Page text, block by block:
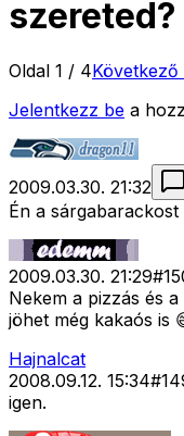
szereted?
Oldal 1 / 4
Jelentkezz be a
2009.03.30. 21:32
Én a
2009.03.30. 21:29#
Nekem a pizzás és
jöhet még kakaós is
Hajnalcat
2008.09.12. 15:34#
igen.